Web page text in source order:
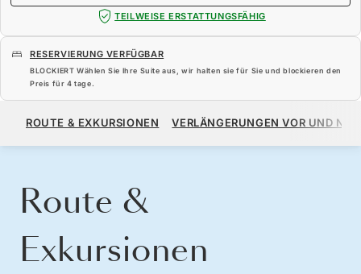
TEILWEISE ERSTATTUNGSFÄHIG
RESERVIERUNG VERFÜGBAR
BLOCKIERT Wählen Sie Ihre Suite aus, wir halten sie für Sie und blockieren den
Preis für 4 tage.
12.150 $
ROUTE & EXKURSIONEN VERLÄNGERUNGEN VOR UND
Route &
Exkursionen